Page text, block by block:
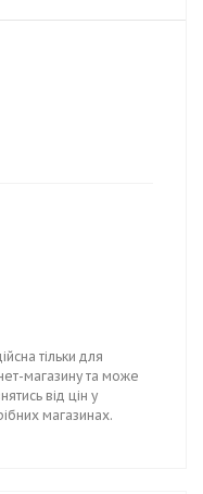
тільки для
магазину та може
від цін у
магазинах.